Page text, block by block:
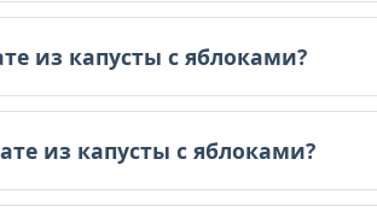
32.4 ккал (на 100г).
из капусты с яблоками?
1.5 граммов белка (на 100г).
из капусты с яблоками?
0.2 граммов жиров (на 100г).